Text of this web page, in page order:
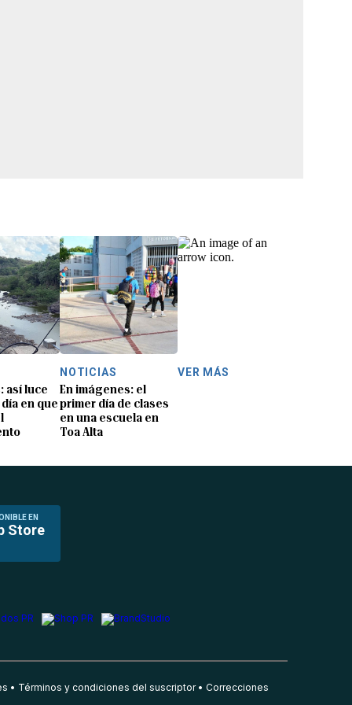
así luce
en que
NOTICIAS
En imágenes: el
primer día de clases
en una escuela en
Toa Alta
VER MÁS
EN
Store
Términos y condiciones del suscriptor Correcciones